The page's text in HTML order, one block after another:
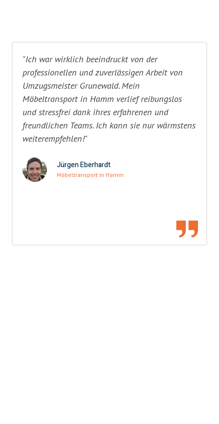
"Ich war wirklich beeindruckt von der
professionellen und zuverlässigen Arbeit von
Umzugsmeister Grunewald. Mein
Möbeltransport in Hamm verlief reibungslos
und stressfrei dank ihres erfahrenen und
freundlichen Teams. Ich kann sie nur wärmstens
weiterempfehlen!"
Jürgen Eberhardt
Möbeltransport in Hamm